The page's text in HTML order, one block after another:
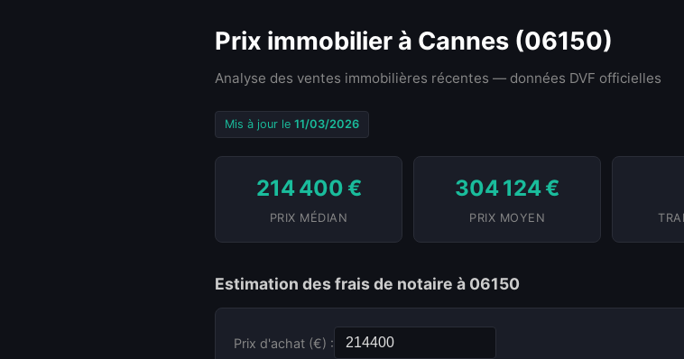
Prix immobilier à Cannes (06150)
Analyse des ventes immobilières récentes — données DVF officielles
Mis à jour le 11/03/2026
214 400 €
PRIX MÉDIAN
304 124 €
PRIX MOYEN
Estimation des frais de notaire à 06150
Prix d'achat (€) :